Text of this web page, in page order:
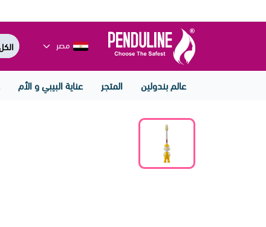
مصر
عالم بندولين المتجر عناية البيبي و الأم